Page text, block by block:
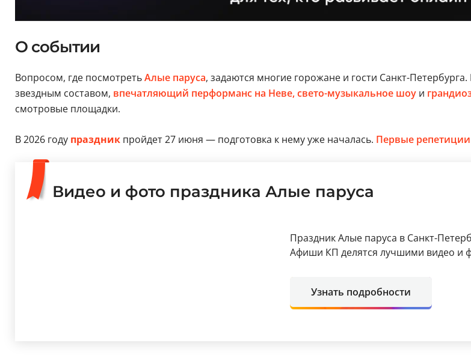
О событии
Вопросом, где посмотретьАлые паруса, задаются многие горожане и гости Санкт-
звездным составом, впечатляющий перформанс на Неве, свето-музыкальное шоу и
смотровые площадки.
В 2026 году праздник пройдет 27 июня — подготовка к нему уже началась. Первые репетиции
Видео и фото праздника Алые паруса
Праздник Алые паруса в Санкт-
Афиши КП делятся лучшими видео и
Узнать подробности